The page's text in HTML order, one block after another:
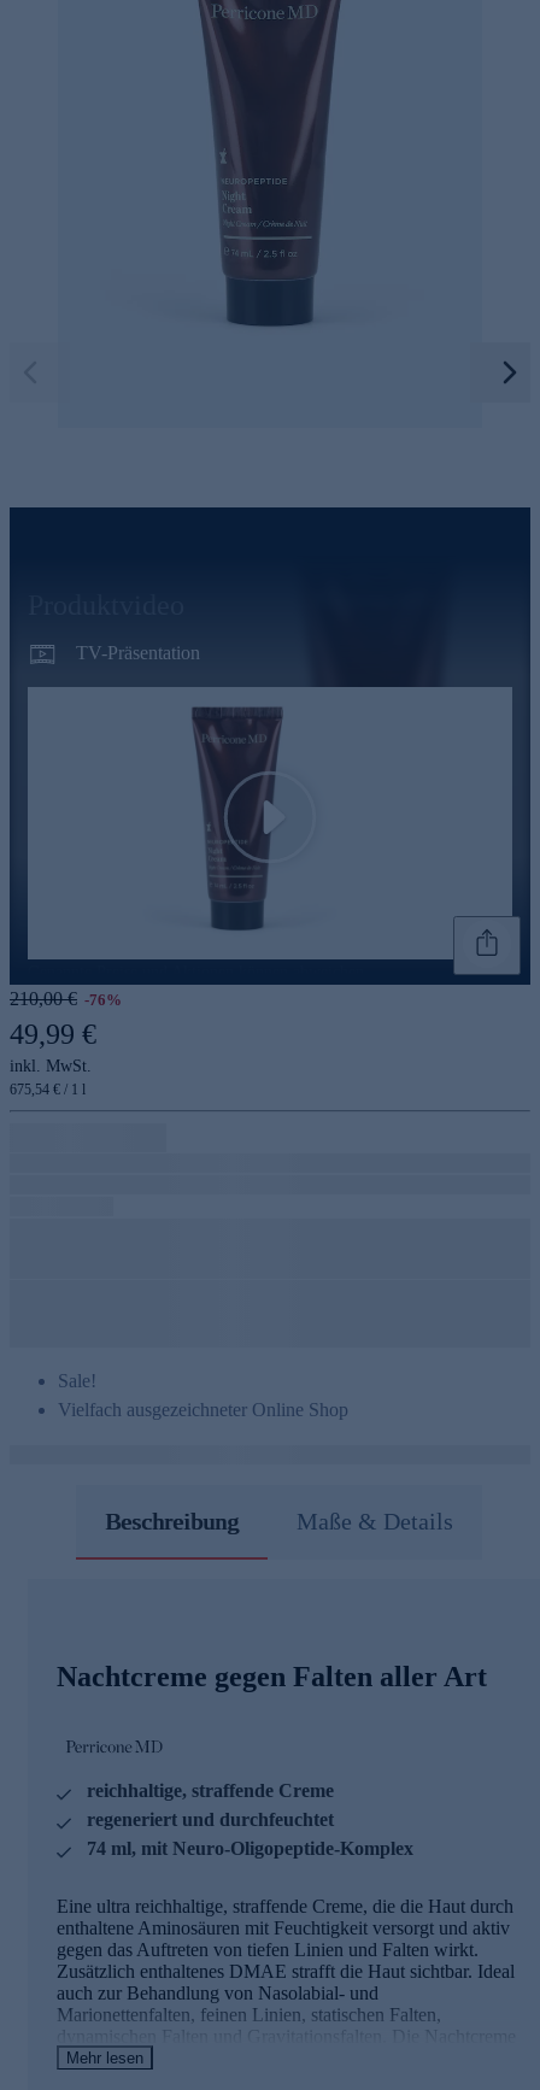
TV-Präsentation
210,00 € -76%
49,99 €
inkl. MwSt.
675,54 € / 1 l
Sale!
Vielfach ausgezeichneter Online Shop
Beschreibung Maße & Details
Nachtcreme gegen Falten aller Art
reichhaltige, straffende Creme
regeneriert und durchfeuchtet
74 ml, mit Neuro-Oligopeptide-Komplex
Eine ultra reichhaltige, straffende Creme, die die Haut durch
enthaltene Aminosäuren mit Feuchtigkeit versorgt und aktiv
gegen das Auftreten von tiefen Linien und Falten wirkt.
Zusätzlich enthaltenes DMAE strafft die Haut sichtbar. Ideal
auch zur Behandlung von Nasolabial- und
Marionettenfalten, feinen Linien, statischen Falten,
dynamischen Falten und Gravitationsfalten. Die Nachtcreme
sorgt für eine sichtbare Steigerung von Ausstrahlung und
Mehr lesen